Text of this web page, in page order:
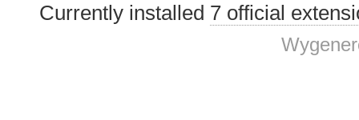
Currently installed 7 official